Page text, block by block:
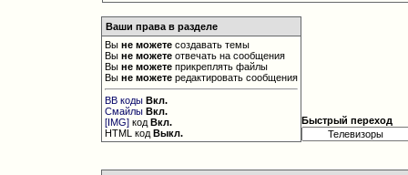
Ваши права в разделе
Выне можете создавать темы
Выне можете отвечать на сообщения
Выне можете прикреплять файлы
Выне можете редактировать сообщения
BB коды Вкл.
Смайлы Вкл.
[IMG] кодВкл.
HTML кодВыкл.
Быстрый переход